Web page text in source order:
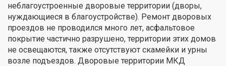
неблагоустроенные дворовые территории (дворы,
нуждающиеся в благоустройстве). Ремонт дворовых
проездов не проводился много лет, асфальтовое
покрытие частично разрушено, территории этих домов
не освещаются, также отсутствуют скамейки и урны
возле подъездов. Дворовые территории МКД